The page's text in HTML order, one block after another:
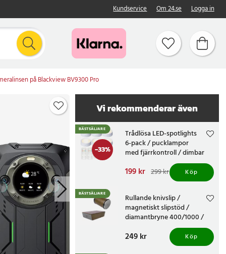
Kundservice Om 24.se Logga in
på Blackview BV9300 Pro
Vi rekommenderar även
-33%
BÄSTSÄLJARE
Trådlösa LED-spotlights
6-pack / pucklampor
med fjärrkontroll / dimbar
Nuvarande pris
Tidigare pris 299 kr
199 kr 299 kr Köp
BÄSTSÄLJARE
Rullande knivslip /
magnetiskt slipstöd /
diamantbryne 400/1000 /
knivvässare med fasta
vinklar
Pris:249 kr
249 kr Köp